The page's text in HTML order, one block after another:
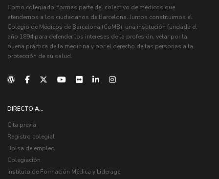
Como colegiado, formas parte del colectivo de médicos que
atendemos a los ciudadanos de Barcelona. Juntos constituimos el
Colegio de Médicos de Barcelona (CoMB), una institución fundada el
año 1894 para defender los intereses de la profesión, velar por la
buena práctica de la medicina y por el derecho de las personas a la
protección de su salud.
DIRECTO A...
Cita previa
Registro colegial
Bolsa de empleo
Colegiación
Instituto de Formación Médica y Liderage